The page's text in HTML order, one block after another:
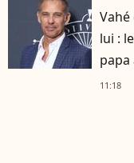
lui :
papa
11:18